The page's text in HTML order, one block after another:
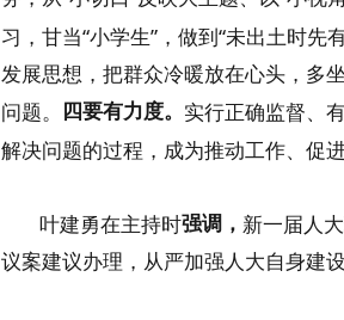
习，甘当“小学生”，做到“未出土时先
发展思想，把群众冷暖放在心头，多
问题。 四要有力度。 实行正确监督、
解决问题的过程，成为推动工作、促
叶建勇在主持时强调， 新一届人
议案建议办理，从严加强人大自身建